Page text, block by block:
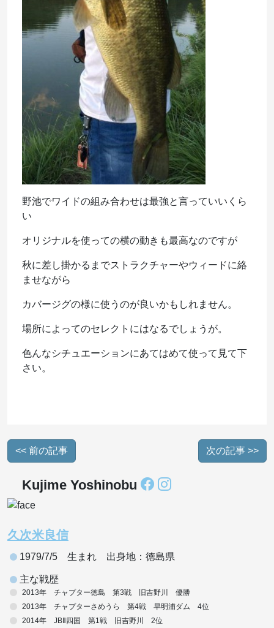
野池でワイドの組み合わせは最強と言っていいくら
い
オリジナルを使っての横の動きも最高なのですが
秋に差し掛かるまでストラクチャーやウィードに絡
ませながら
カバージグの様に使うのが良いかもしれません。
場所によってのセレクトにはなるでしょうが。
色んなシチュエーションにあてはめて使って見て下
さい。
<< 前の記事 次の記事 >>
Kujime Yoshinobu
久次米良信
1979/7/5 生まれ 出身地：徳島県
主な戦歴
2013年 チャプター徳島 第3戦 旧吉野川 優勝
2013年 チャプターさめうら 第4戦 早明浦ダム 4位
2014年 JBⅡ四国 第1戦 旧吉野川 2位